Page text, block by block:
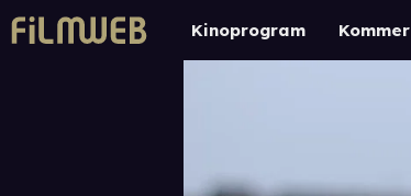
Kinoprogram